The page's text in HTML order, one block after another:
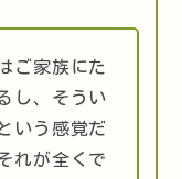
ご家族にた
し、そうい
いう感覚だ
れが全くで